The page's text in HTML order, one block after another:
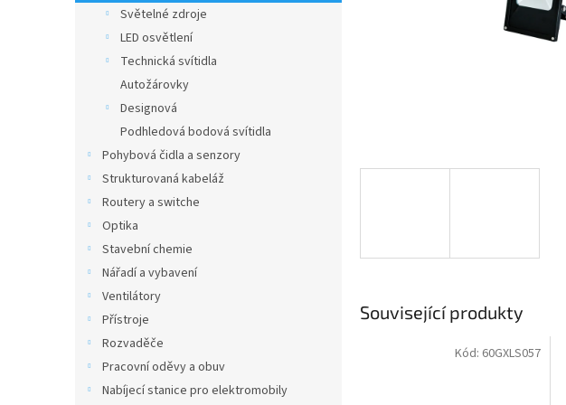
n
Světelné zdroje
LED osvětlení
Technická svítidla
Autožárovky
Designová
Podhledová bodová svítidla
Pohybová čidla a senzory
Strukturovaná kabeláž
Routery a switche
Optika
Stavební chemie
Nářadí a vybavení
Ventilátory
Přístroje
Rozvaděče
Pracovní oděvy a obuv
Nabíjecí stanice pro elektromobily
Související produkty
Kód: 60GXLS057